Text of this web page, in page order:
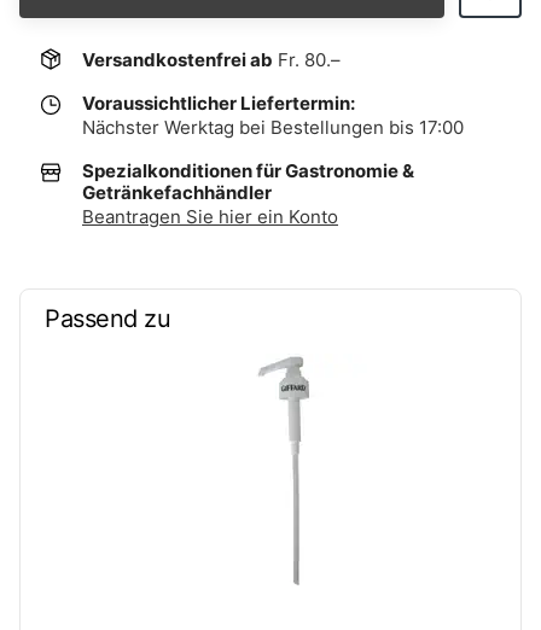
Versandkostenfrei ab Fr. 80.–
Voraussichtlicher Liefertermin:
Nächster Werktag bei Bestellungen bis 17:00
Spezialkonditionen für Gastronomie &
Getränkefachhändler
Beantragen Sie hier ein Konto
Passend zu